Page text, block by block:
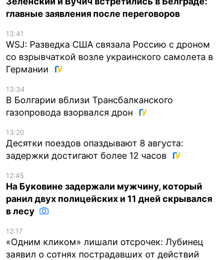
главные заявления после переговоров
13:41
WSJ: Разведка США связала Россию с дроном
со взрывчаткой возле украинского самолета в
Германии
13:34
В Болгарии вблизи Трансбалканского
газопровода взорвался дрон
13:20
Десятки поездов опаздывают 8 августа:
задержки достигают более 12 часов
12:45
На Буковине задержали мужчину, который
ранил двух полицейских и 11 дней скрывался
в лесу
12:17
«Одним кликом» лишали отсрочек: Лубинец
заявил о сотнях пострадавших от действий